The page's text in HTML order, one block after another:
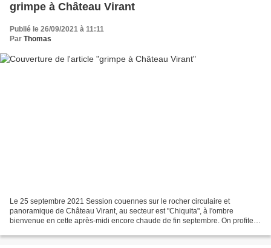
grimpe à Château Virant
Publié le 26/09/2021 à 11:11
Par Thomas
Le 25 septembre 2021 Session couennes sur le rocher circulaire et
panoramique de Château Virant, au secteur est "Chiquita", à l'ombre
bienvenue en cette après-midi encore chaude de fin septembre. On profite